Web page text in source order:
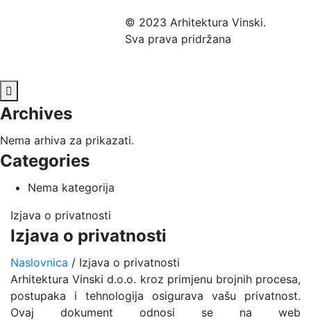
© 2023 Arhitektura Vinski.
Sva prava pridržana
Archives
Nema arhiva za prikazati.
Categories
Nema kategorija
Izjava o privatnosti
Izjava o privatnosti
Naslovnica / Izjava o privatnosti
Arhitektura Vinski d.o.o. kroz primjenu brojnih procesa,
postupaka i tehnologija osigurava vašu privatnost.
Ovaj dokument odnosi se na web